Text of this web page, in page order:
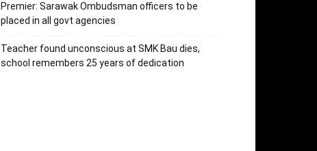
Premier: Sarawak Ombudsman officers to be
placed in all govt agencies
Teacher found unconscious at SMK Bau dies,
school remembers 25 years of dedication